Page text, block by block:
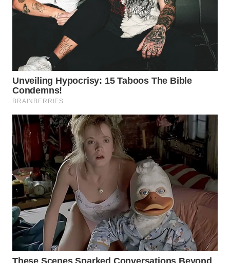
WN
BINTAN
WN
MANDALIKA
WN
LIKUPANG
WN
LABUANBAJO
WN
BORNEO
Wahana
Media
Group